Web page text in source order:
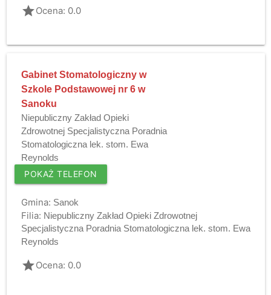
gradeOcena: 0.0
Gabinet Stomatologiczny w
Szkole Podstawowej nr 6 w
Sanoku
Niepubliczny Zakład Opieki
Zdrowotnej Specjalistyczna Poradnia
Stomatologiczna lek. stom. Ewa
Reynolds
POKAŻ TELEFON
Gmina: Sanok
Filia: Niepubliczny Zakład Opieki Zdrowotnej
Specjalistyczna Poradnia Stomatologiczna lek. stom. Ewa
Reynolds
gradeOcena: 0.0